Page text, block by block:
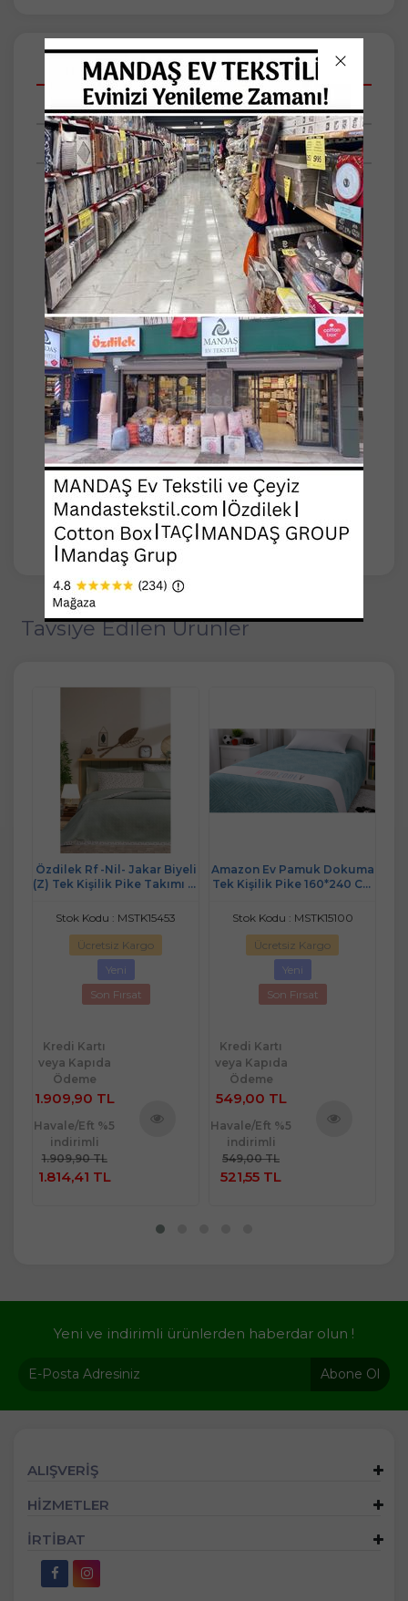
Açıklamalar
Taksit Seçenekleri
Tüm Yorumlar
TEK KİŞİLİK PAMUK DOKUMA BASKI DESEN
AMAZON PİKE
ÖLÇÜ 160*220 CM 1 ADET
%100 pamuklu kumaşı ile cildinize nazik
dokunuşlar sunar ve doğal bir uyku deneyimi
sağlar
baskı deseniyle modern ve şık bir görünüm
kazandırırken, yatak odanızın dekorasyonuna
estetik bir katkıda bulunur
Hava geçirgen yapısı sayesinde terlemeyi
önler ve tüm mevsimlerde konforlu bir uyku
ortamı yaratır
Kolay bakım avantajı sunan yıkama talimatları
ile pratik kullanım imkanı sağlar
böylece pike bakımını kolayca yapabilirsiniz
Çeşitli renk seçenekleriyle kişisel zevkinize
uygun bir seçim yapma özgürlüğü sunar
Tavsiye Edilen Ürünler
Özdilek Rf -Nil- Jakar Biyeli
(Z) Tek Kişilik Pike Takımı (2
Stok Kodu : MSTK15453
Ücretsiz Kargo
Yeni
Son Fırsat
Kredi Kartı
veya Kapıda
Ödeme
1.909,90 TL
Havale/Eft %5
indirimli
1.909,90 TL
1.814,41 TL
Amazon Ev Pamuk Dokuma
Tek Kişilik Pike 160*240 Cm
Stok Kodu : MSTK15100
Ücretsiz Kargo
Yeni
Son Fırsat
Kredi Kartı
veya Kapıda
Ödeme
549,00 TL
Havale/Eft %5
indirimli
549,00 TL
521,55 TL
Yeni ve indirimli ürünlerden haberdar olun !
Abone Ol
ALIŞVERİŞ
HİZMETLER
İRTİBAT